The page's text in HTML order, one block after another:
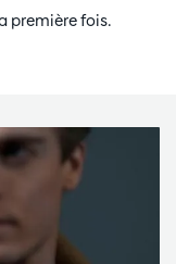
première fois.